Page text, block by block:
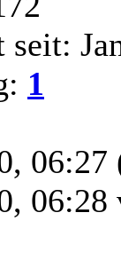
1
06:27
06:28